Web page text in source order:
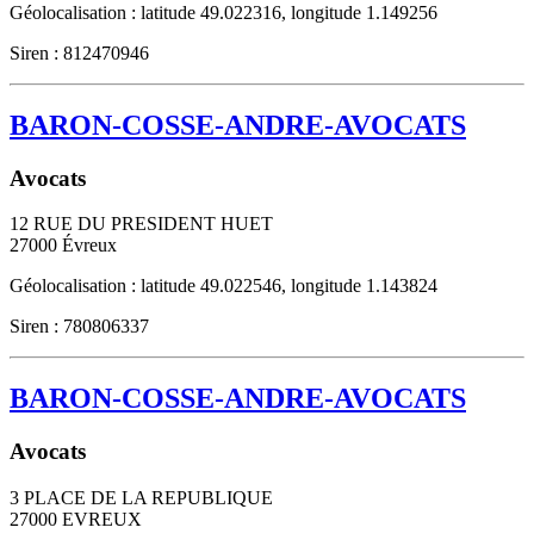
Géolocalisation : latitude 49.022316, longitude 1.149256
Siren : 812470946
BARON-COSSE-ANDRE-AVOCATS
Avocats
12 RUE DU PRESIDENT HUET
27000 Évreux
Géolocalisation : latitude 49.022546, longitude 1.143824
Siren : 780806337
BARON-COSSE-ANDRE-AVOCATS
Avocats
3 PLACE DE LA REPUBLIQUE
27000 EVREUX